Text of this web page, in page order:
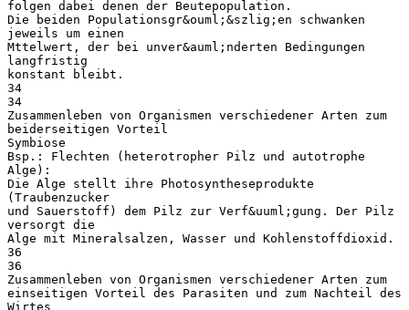
folgen dabei denen der Beutepopulation.
Die beiden Populationsgr&ouml;&szlig;en schwanken
jeweils um einen
Mttelwert, der bei unver&auml;nderten Bedingungen
langfristig
konstant bleibt.
34
34
Zusammenleben von Organismen verschiedener Arten zum
beiderseitigen Vorteil
Symbiose
Bsp.: Flechten (heterotropher Pilz und autotrophe
Alge):
Die Alge stellt ihre Photosyntheseprodukte
(Traubenzucker
und Sauerstoff) dem Pilz zur Verf&uuml;gung. Der Pilz
versorgt die
Alge mit Mineralsalzen, Wasser und Kohlenstoffdioxid.
36
36
Zusammenleben von Organismen verschiedener Arten zum
einseitigen Vorteil des Parasiten und zum Nachteil des
Wirtes